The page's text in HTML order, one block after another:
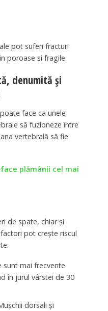
pot suferi fracturi
poroase și fragile.
denumită și
face ca unele
să fuzioneze între
vertebrală să fie
plămânii cel mai
de spate, chiar și
pot crește riscul
sunt mai frecvente
în jurul vârstei de 30
dorsali și